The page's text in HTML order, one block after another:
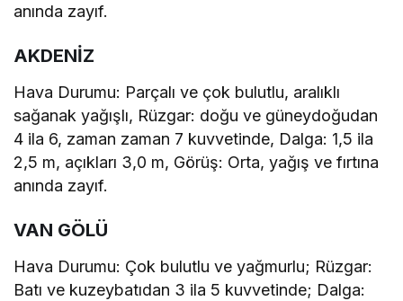
anında zayıf.
AKDENİZ
Hava Durumu: Parçalı ve çok bulutlu, aralıklı
sağanak yağışlı, Rüzgar: doğu ve güneydoğudan
4 ila 6, zaman zaman 7 kuvvetinde, Dalga: 1,5 ila
2,5 m, açıkları 3,0 m, Görüş: Orta, yağış ve fırtına
anında zayıf.
VAN GÖLÜ
Hava Durumu: Çok bulutlu ve yağmurlu; Rüzgar:
Batı ve kuzeybatıdan 3 ila 5 kuvvetinde; Dalga: